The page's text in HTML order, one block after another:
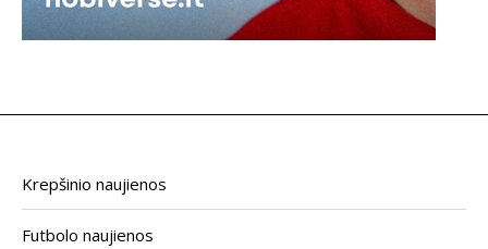
Krepšinio naujienos
Futbolo naujienos